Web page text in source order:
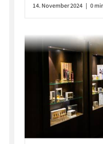
14. November 2024 | 0